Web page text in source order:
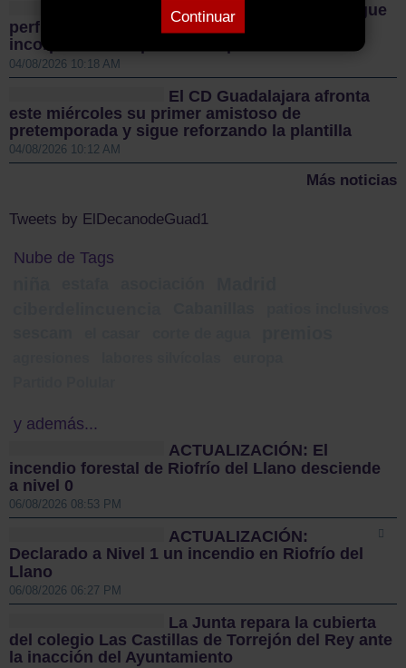
Continuar
El Guadalajara Basket sigue
perfilando sus plantillas con dos nuevas
incorporaciones para la temporada 2026/27
04/08/2026 10:18 AM
El CD Guadalajara afronta
este miércoles su primer amistoso de
pretemporada y sigue reforzando la plantilla
04/08/2026 10:12 AM
Más noticias
Tweets by ElDecanodeGuad1
Nube de Tags
y además...
ACTUALIZACIÓN: El
incendio forestal de Riofrío del Llano desciende
a nivel 0
06/08/2026 08:53 PM
ACTUALIZACIÓN:
Declarado a Nivel 1 un incendio en Riofrío del
Llano
06/08/2026 06:27 PM
La Junta repara la cubierta
del colegio Las Castillas de Torrejón del Rey ante
la inacción del Ayuntamiento